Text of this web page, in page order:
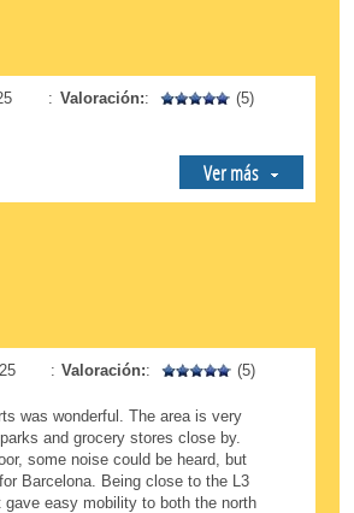
: Valoración:: (5)
Ver más
: Valoración:: (5)
was wonderful. The area is very
and grocery stores close by.
some noise could be heard, but
Barcelona. Being close to the L3
gave easy mobility to both the north